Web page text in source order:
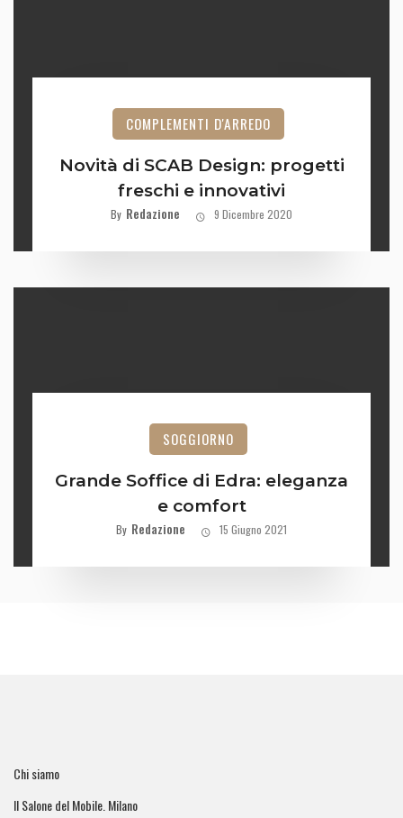
COMPLEMENTI D'ARREDO
Novità di SCAB Design: progetti
freschi e innovativi
By Redazione 9 Dicembre 2020
SOGGIORNO
Grande Soffice di Edra: eleganza
e comfort
By Redazione 15 Giugno 2021
Chi siamo
Il Salone del Mobile. Milano